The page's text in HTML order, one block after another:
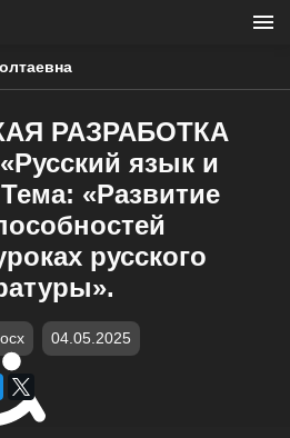
РАЗРАБОТКА
язык и
«Развитие
русского
04.05.2025